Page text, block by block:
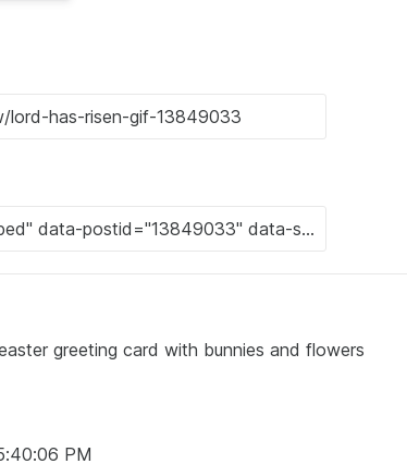
greeting card with bunnies and flowers
PM